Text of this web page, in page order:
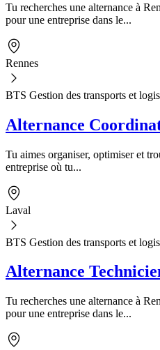
Tu recherches une alternance à
pour une entreprise dans le...
Rennes
BTS Gestion des transports et
Alternance
Tu aimes organiser, optimiser et
entreprise où tu...
Laval
BTS Gestion des transports et
Alternance
Tu recherches une alternance à
pour une entreprise dans le...